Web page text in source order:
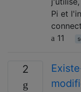
Pi et
11
2